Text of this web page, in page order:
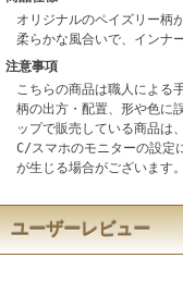
オリジナルのペイズリー柄
柔らかな風合いで、インナ
注意事項
こちらの商品は職人による
柄の出方・配置、形や色に
ップで販売している商品は
C/スマホのモニターの設定
が生じる場合がございます。
ユーザーレビュー